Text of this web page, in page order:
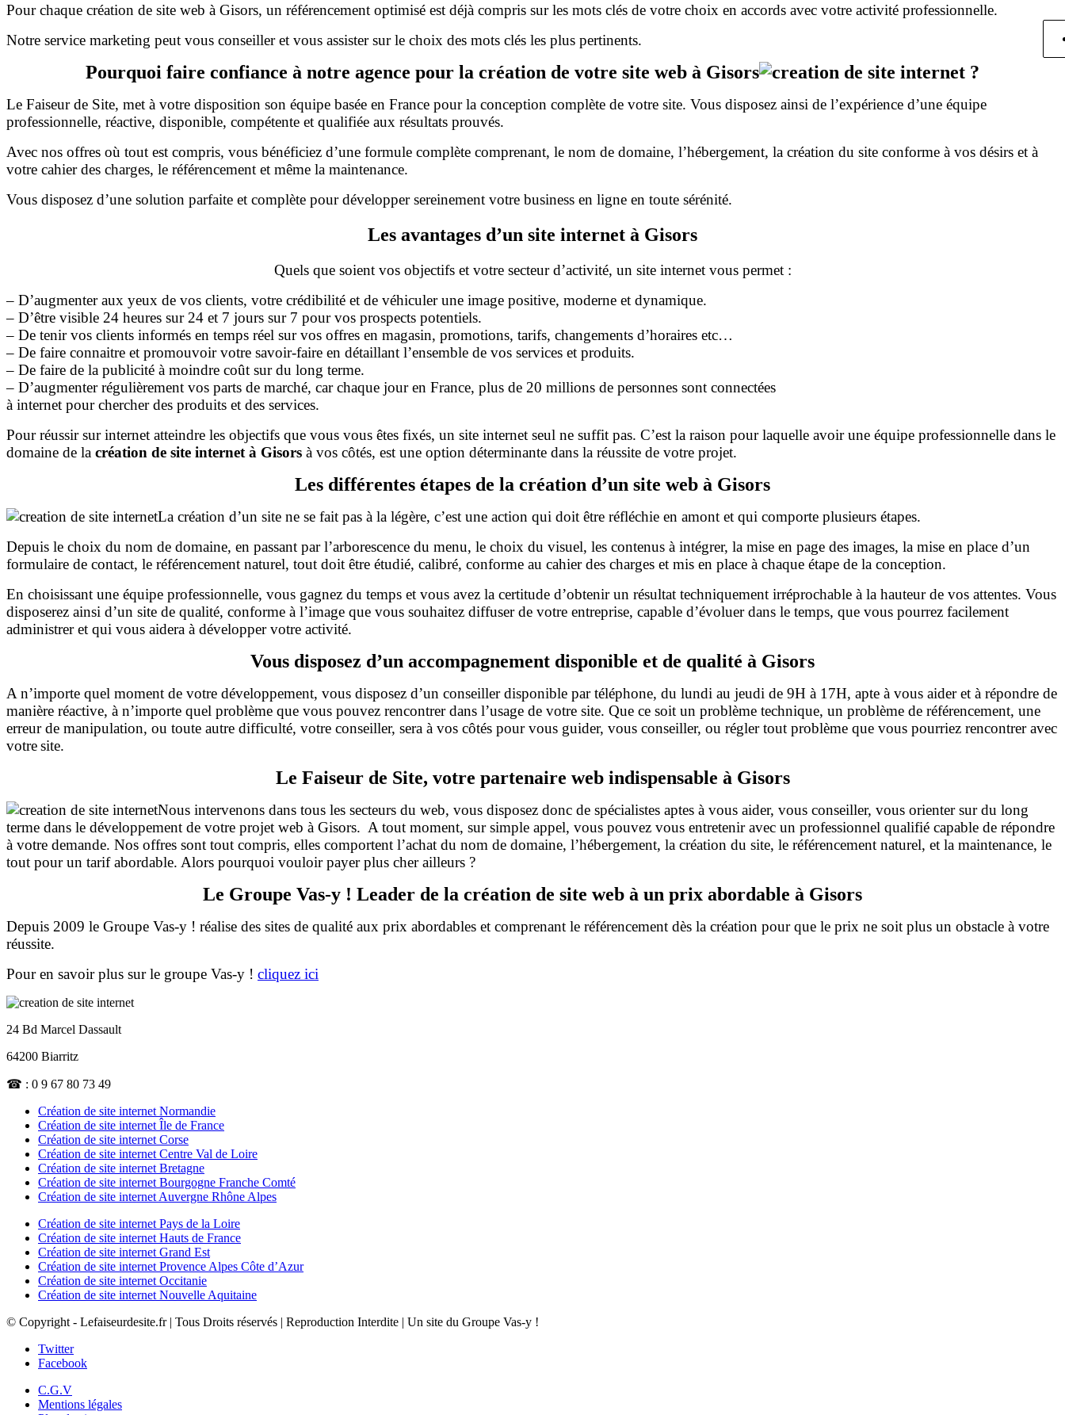
Pour chaque création de site web à Gisors, un référencement optimisé est déjà compris sur les mots clés de votre choix en accords avec votre activité professionnelle.
Notre service marketing peut vous conseiller et vous assister sur le choix des mots clés les plus pertinents.
Pourquoi faire confiance à notre agence pour la création de votre site web à Gisors ?
Le Faiseur de Site, met à votre disposition son équipe basée en France pour la conception complète de votre site. Vous disposez ainsi de l’expérience d’une équipe
professionnelle, réactive, disponible, compétente et qualifiée aux résultats prouvés.
Avec nos offres où tout est compris, vous bénéficiez d’une formule complète comprenant, le nom de domaine, l’hébergement, la création du site conforme à vos désirs et à
votre cahier des charges, le référencement et même la maintenance.
Vous disposez d’une solution parfaite et complète pour développer sereinement votre business en ligne en toute sérénité.
Les avantages d’un site internet à Gisors
Quels que soient vos objectifs et votre secteur d’activité, un site internet vous permet :
– D’augmenter aux yeux de vos clients, votre crédibilité et de véhiculer une image positive, moderne et dynamique.
– D’être visible 24 heures sur 24 et 7 jours sur 7 pour vos prospects potentiels.
– De tenir vos clients informés en temps réel sur vos offres en magasin, promotions, tarifs, changements d’horaires etc…
– De faire connaitre et promouvoir votre savoir-faire en détaillant l’ensemble de vos services et produits.
– De faire de la publicité à moindre coût sur du long terme.
– D’augmenter régulièrement vos parts de marché, car chaque jour en France, plus de 20 millions de personnes sont connectées
à internet pour chercher des produits et des services.
Pour réussir sur internet atteindre les objectifs que vous vous êtes fixés, un site internet seul ne suffit pas. C’est la raison pour laquelle avoir une équipe professionnelle dans le
domaine de la création de site internet à Gisors à vos côtés, est une option déterminante dans la réussite de votre projet.
Les différentes étapes de la création d’un site web à Gisors
La création d’un site ne se fait pas à la légère, c’est une action qui doit être réfléchie en amont et qui comporte plusieurs étapes.
Depuis le choix du nom de domaine, en passant par l’arborescence du menu, le choix du visuel, les contenus à intégrer, la mise en page des images, la mise en place d’un
formulaire de contact, le référencement naturel, tout doit être étudié, calibré, conforme au cahier des charges et mis en place à chaque étape de la conception.
En choisissant une équipe professionnelle, vous gagnez du temps et vous avez la certitude d’obtenir un résultat techniquement irréprochable à la hauteur de vos attentes. Vous
disposerez ainsi d’un site de qualité, conforme à l’image que vous souhaitez diffuser de votre entreprise, capable d’évoluer dans le temps, que vous pourrez facilement
administrer et qui vous aidera à développer votre activité.
Vous disposez d’un accompagnement disponible et de qualité à Gisors
A n’importe quel moment de votre développement, vous disposez d’un conseiller disponible par téléphone, du lundi au jeudi de 9H à 17H, apte à vous aider et à répondre de
manière réactive, à n’importe quel problème que vous pouvez rencontrer dans l’usage de votre site. Que ce soit un problème technique, un problème de référencement, une
erreur de manipulation, ou toute autre difficulté, votre conseiller, sera à vos côtés pour vous guider, vous conseiller, ou régler tout problème que vous pourriez rencontrer avec
votresite.
Le Faiseur de Site, votre partenaire web indispensable à Gisors
Nous intervenons dans tous les secteurs du web, vous disposez donc de spécialistes aptes à vous aider, vous conseiller, vous orienter sur du long
terme dans le développement de votre projet web à Gisors. A tout moment, sur simple appel, vous pouvez vous entretenir avec un professionnel qualifié capable de répondre
à votre demande. Nos offres sont tout compris, elles comportent l’achat du nom de domaine, l’hébergement, la création du site, le référencement naturel, et la maintenance, le
tout pour un tarif abordable. Alors pourquoi vouloir payer plus cher ailleurs ?
Le Groupe Vas-y ! Leader de la création de site web à un prix abordable à Gisors
Depuis 2009 le Groupe Vas-y ! réalise des sites de qualité aux prix abordables et comprenant le référencement dès la création pour que le prix ne soit plus un obstacle à votre
réussite.
Pour en savoir plus sur le groupe Vas-y ! cliquez ici
24 Bd Marcel Dassault
64200 Biarritz
☎ : 0 9 67 80 73 49
Création de site internet Normandie
Création de site internet Île de France
Création de site internet Corse
Création de site internet Centre Val de Loire
Création de site internet Bretagne
Création de site internet Bourgogne Franche Comté
Création de site internet Auvergne Rhône Alpes
Création de site internet Pays de la Loire
Création de site internet Hauts de France
Création de site internet Grand Est
Création de site internet Provence Alpes Côte d’Azur
Création de site internet Occitanie
Création de site internet Nouvelle Aquitaine
© Copyright - Lefaiseurdesite.fr | Tous Droits réservés | Reproduction Interdite | Un site du Groupe Vas-y !
Twitter
Facebook
C.G.V
Mentions légales